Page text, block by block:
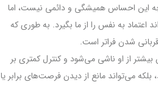
چه این احساس همیشگی و دائمی نیست، اما
به نفس را از ما بگیرد. به طوری که
شدن فراتر است.
از او ناشی می‌شود و کنترل کمتری بر
می‌تواند مانع از دیدن فرصت‌های برابر یا